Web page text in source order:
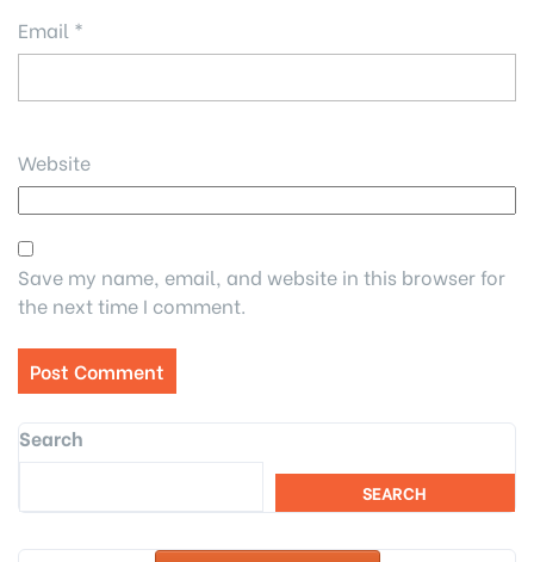
Email *
Website
Save my name, email, and website in this browser for
the next time I comment.
Search
SEARCH